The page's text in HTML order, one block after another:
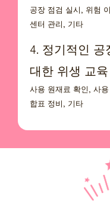
공장 점검 실시, 위험
센터 관리, 기타
4. 정기적인
대한 위생 교육
사용 원재료 확인, 사
합표 정비, 기타